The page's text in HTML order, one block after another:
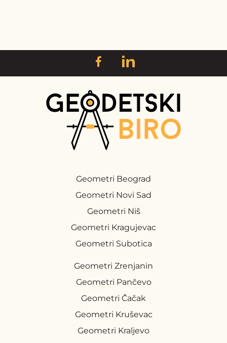
Geometri Beograd
Geometri Novi Sad
Geometri Niš
Geometri Kragujevac
Geometri Subotica
Geometri Zrenjanin
Geometri Pančevo
Geometri Čačak
Geometri Kruševac
Geometri Kraljevo